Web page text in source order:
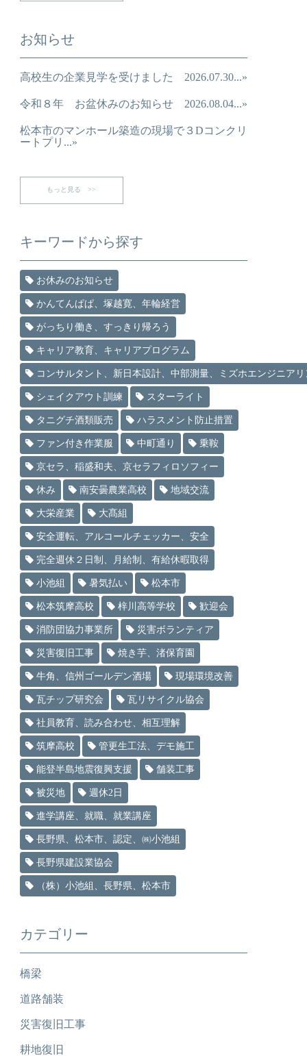
お知らせ
高校生の企業見学を受けました 2026.07.30...»
令和８年 お盆休みのお知らせ 2026.08.04...»
松本市のマンホール築造の現場で３Dコンクリ
ートプリ...»
もっと見る >>
キーワードから探す
お休みのお知らせ
かんてんぱぱ、塚越寛、年輪経営
がっちり働き、すっきり帰ろう
キャリア教育、キャリアプログラム
コンサルタント、新日本設計、中部測量、ミズホエンジニアリ
シェイクアウト訓練 スターライト
タニグチ酒類販売 ハラスメント防止措置
ファン付き作業服 中町通り 乗鞍
京セラ、稲盛和夫、京セラフィロソフィー
休み 南安曇農業高校 地域交流
大栄産業 大髙組
安全運転、アルコールチェッカー、安全
完全週休２日制、月給制、有給休暇取得
小池組 暑気払い 松本市
松本筑摩高校 梓川高等学校 歓迎会
消防団協力事業所 災害ボランティア
災害復旧工事 焼き芋、渚保育園
牛角、信州ゴールデン酒場 現場環境改善
瓦チップ研究会 瓦リサイクル協会
社員教育、読み合わせ、相互理解
筑摩高校 管更生工法、デモ施工
能登半島地震復興支援 舗装工事
被災地 週休2日
進学講座、就職、就業講座
長野県、松本市、認定、㈱小池組
長野県建設業協会
（株）小池組、長野県、松本市
カテゴリー
橋梁
道路舗装
災害復旧工事
耕地復旧